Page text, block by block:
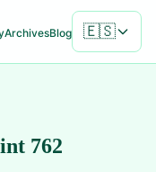
ArchivesBlog 🇪🇸
762